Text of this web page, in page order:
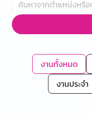
งานทั้งหมด
งานประจำ